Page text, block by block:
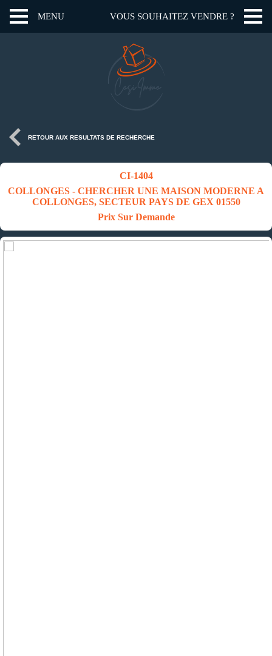
MENU VOUS SOUHAITEZ VENDRE ?
RETOUR AUX RESULTATS DE RECHERCHE
CI-1404
COLLONGES - CHERCHER UNE MAISON MODERNE A
COLLONGES, SECTEUR PAYS DE GEX 01550
Prix Sur Demande